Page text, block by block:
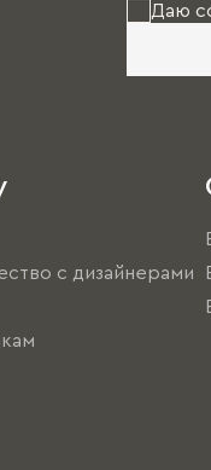
Даю
с дизайнерами